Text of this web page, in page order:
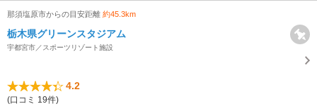
那須塩原市からの目安距離 約45.3km
栃木県グリーンスタジアム
宇都宮市／スポーツリゾート施設
4.2
(口コミ 19件)